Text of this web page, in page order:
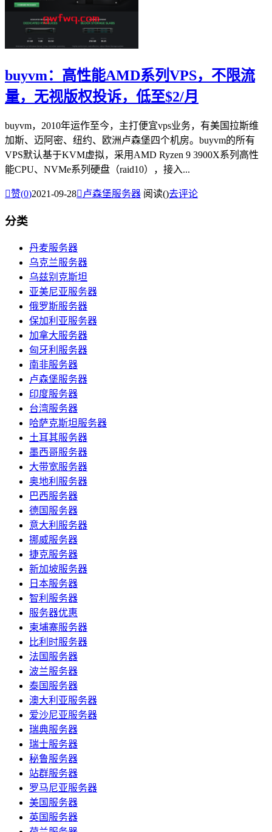
buyvm：高性能AMD系列VPS，不限流
量，无视版权投诉，低至$2/月
buyvm，2010年运作至今，主打便宜vps业务，有美国拉斯维
加斯、迈阿密、纽约、欧洲卢森堡四个机房。buyvm的所有
VPS默认基于KVM虚拟，采用AMD Ryzen 9 3900X系列高性
能CPU、NVMe系列硬盘（raid10），接入...
赞(0)2021-09-28卢森堡服务器 阅读()去评论
分类
丹麦服务器
乌克兰服务器
乌兹别克斯坦
亚美尼亚服务器
俄罗斯服务器
保加利亚服务器
加拿大服务器
匈牙利服务器
南非服务器
卢森堡服务器
印度服务器
台湾服务器
哈萨克斯坦服务器
土耳其服务器
墨西哥服务器
大带宽服务器
奥地利服务器
巴西服务器
德国服务器
意大利服务器
挪威服务器
捷克服务器
新加坡服务器
日本服务器
智利服务器
服务器优惠
柬埔寨服务器
比利时服务器
法国服务器
波兰服务器
泰国服务器
澳大利亚服务器
爱沙尼亚服务器
瑞典服务器
瑞士服务器
秘鲁服务器
站群服务器
罗马尼亚服务器
美国服务器
英国服务器